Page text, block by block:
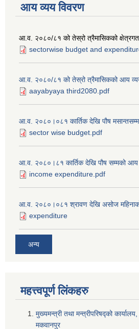
आय व्यय विवरण
आ.व. २०८०/८१ को तेस्रो त्रैमासिकको
sectorwise budget and
आ.व. २०८०/८१ को तेस्रो त्रैमासिकको आय
aayabyaya third2080.pdf
आ.व. २०८०।०८१ कार्तिक देखि पौष
sector wise budget.pdf
आ.व. २०८०।८१ कार्तिक देखि पौष सम्मको आय
income expenditure.pdf
आ.व. २०८०।०८१ श्रावण देखि असोज
expenditure
अन्य
महत्त्वपूर्ण लि‌ंकहरु
मुख्यमन्त्री तथा मन्त्रीपरिषद्को
मकवानपुर